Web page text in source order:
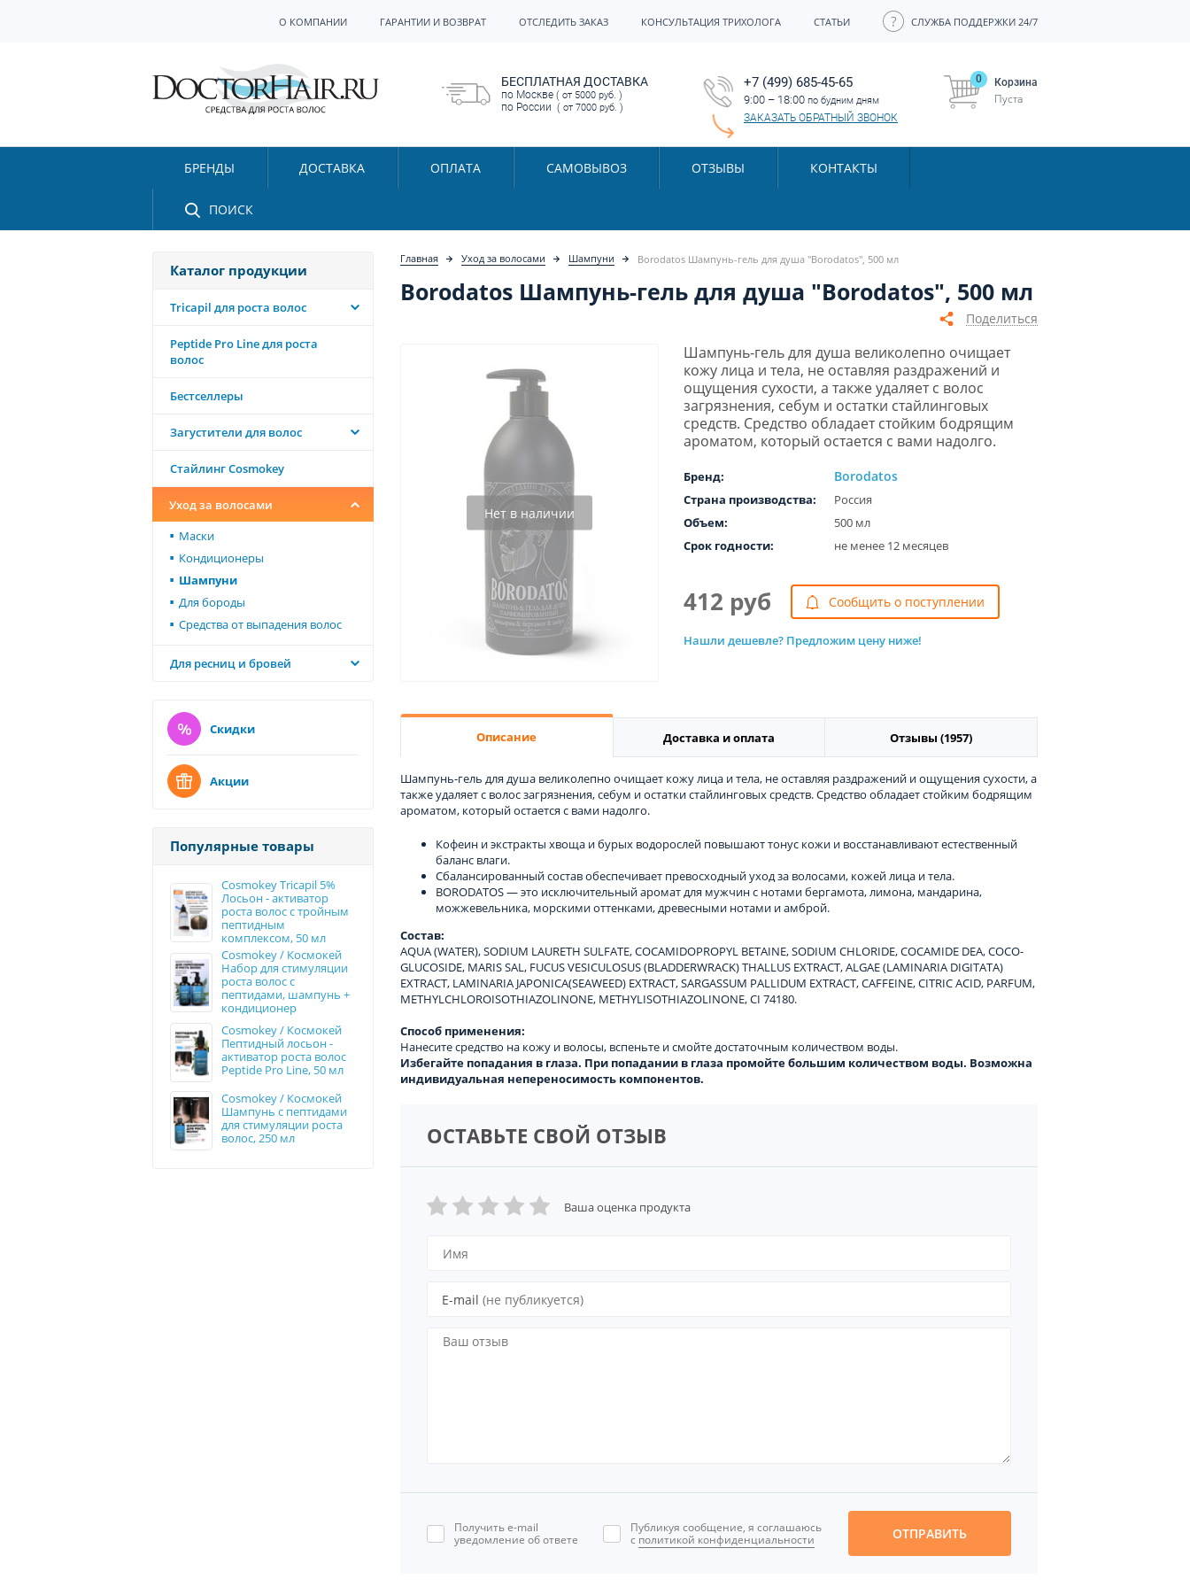
О КОМПАНИИ ГАРАНТИИ И ВОЗВРАТ ОТСЛЕДИТЬ ЗАКАЗ КОНСУЛЬТАЦИЯ ТРИХОЛОГА СТАТЬИ СЛУЖБА ПОДДЕРЖКИ 24/7
БЕСПЛАТНАЯ ДОСТАВКА
по Москве ( от 5000 руб. )
по России ( от 7000 руб. )
+7 (499) 685-45-65
9:00 – 18:00 по будним дням
ЗАКАЗАТЬ ОБРАТНЫЙ ЗВОНОК
Корзина
0
Пуста
БРЕНДЫ ДОСТАВКА ОПЛАТА САМОВЫВОЗ ОТЗЫВЫ КОНТАКТЫ
ПОИСК
Каталог продукции
Tricapil для роста волос
Peptide Pro Line для роста
волос
Бестселлеры
Загустители для волос
Стайлинг Cosmokey
Уход за волосами
Маски
Кондиционеры
Шампуни
Для бороды
Средства от выпадения волос
Для ресниц и бровей
Скидки
Акции
Популярные товары
Cosmokey Tricapil 5%
Лосьон - активатор
роста волос с тройным
пептидным
комплексом, 50 мл
Cosmokey / Космокей
Набор для стимуляции
роста волос с
пептидами, шампунь +
кондиционер
Cosmokey / Космокей
Пептидный лосьон -
активатор роста волос
Peptide Pro Line, 50 мл
Cosmokey / Космокей
Шампунь с пептидами
для стимуляции роста
волос, 250 мл
Главная Уход за волосами Шампуни Borodatos Шампунь-гель для душа "Borodatos", 500 мл
Borodatos Шампунь-гель для душа "Borodatos", 500 мл
Поделиться
Нет в наличии
Шампунь-гель для душа великолепно очищает
кожу лица и тела, не оставляя раздражений и
ощущения сухости, а также удаляет с волос
загрязнения, себум и остатки стайлинговых
средств. Средство обладает стойким бодрящим
ароматом, который остается с вами надолго.
Бренд: Borodatos
Страна производства:
Россия
Объем:
500 мл
Срок годности:
не менее 12 месяцев
412 руб Cообщить о поступлении
Нашли дешевле? Предложим цену ниже!
Описание Доставка и оплата Отзывы (1957)
Шампунь-гель для душа великолепно очищает кожу лица и тела, не оставляя раздражений и ощущения сухости, а
также удаляет с волос загрязнения, себум и остатки стайлинговых средств. Средство обладает стойким бодрящим
ароматом, который остается с вами надолго.
Кофеин и экстракты хвоща и бурых водорослей повышают тонус кожи и восстанавливают естественный
баланс влаги.
Сбалансированный состав обеспечивает превосходный уход за волосами, кожей лица и тела.
BORODATOS — это исключительный аромат для мужчин с нотами бергамота, лимона, мандарина,
можжевельника, морскими оттенками, древесными нотами и амброй.
Состав:
AQUA (WATER), SODIUM LAURETH SULFATE, COCAMIDOPROPYL BETAINE, SODIUM CHLORIDE, COCAMIDE DEA, COCO-
GLUCOSIDE, MARIS SAL, FUCUS VESICULOSUS (BLADDERWRACK) THALLUS EXTRACT, ALGAE (LAMINARIA DIGITATA)
EXTRACT, LAMINARIA JAPONICA(SEAWEED) EXTRACT, SARGASSUM PALLIDUM EXTRACT, CAFFEINE, CITRIC ACID, PARFUM,
METHYLCHLOROISOTHIAZOLINONE, METHYLISOTHIAZOLINONE, СI 74180.
Способ применения:
Нанесите средство на кожу и волосы, вспеньте и смойте достаточным количеством воды.
Избегайте попадания в глаза. При попадании в глаза промойте большим количеством воды. Возможна
индивидуальная непереносимость компонентов.
ОСТАВЬТЕ СВОЙ ОТЗЫВ
Ваша оценка продукта
E-mail (не публикуется)
Получить e-mail
уведомление об ответе
Публикуя сообщение, я соглашаюсь
с политикой конфиденциальности ОТПРАВИТЬ